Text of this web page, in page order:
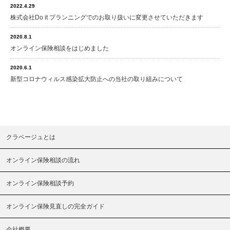
2022.4.29
株式会社Do it プランニングでのお取り扱いに変更させていただきます
2020.8.1
オンライン保険相談をはじめました
2020.6.1
新型コロナウィルス感染拡大防止への当社の取り組みについて
クラベージュとは
オンライン保険相談の流れ
オンライン保険相談予約
オンライン保険見直しの完全ガイド